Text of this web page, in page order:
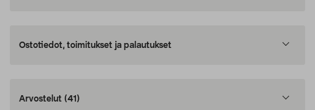
Ostotiedot, toimitukset ja palautukset
Arvostelut (41)